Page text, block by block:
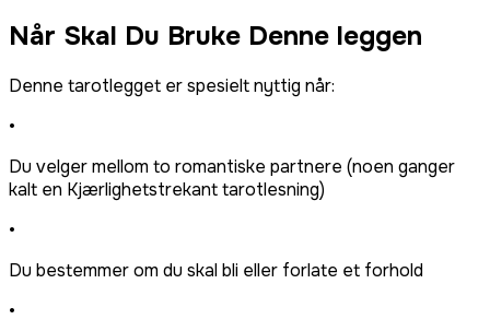
Når Skal Du Bruke Denne leggen
Denne tarotlegget er spesielt nyttig når:
•
Du velger mellom to romantiske partnere (noen ganger
kalt en Kjærlighetstrekant tarotlesning)
•
Du bestemmer om du skal bli eller forlate et forhold
•